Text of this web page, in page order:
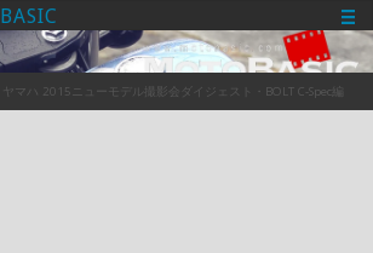
BASIC
ヤマハ 2015ニューモデル撮影会ダイジェスト・BOLT C-Spec編